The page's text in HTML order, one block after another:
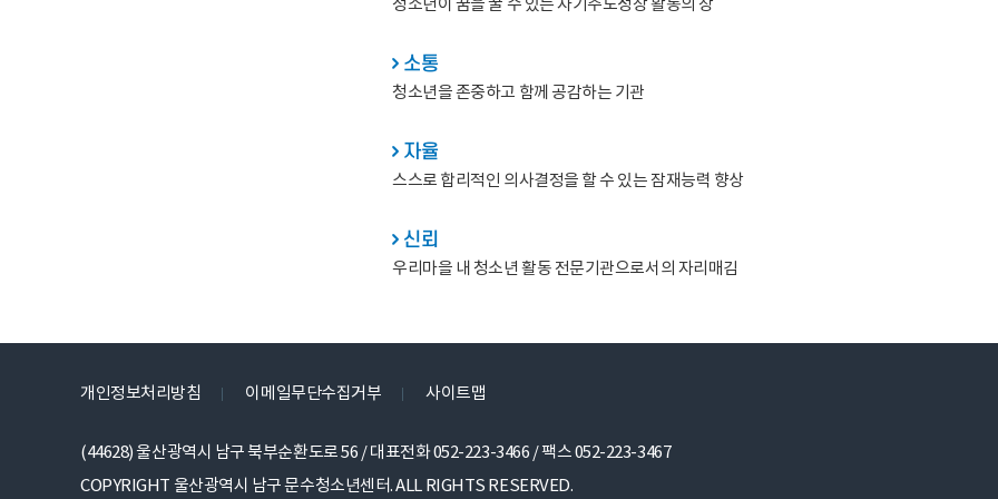
청소년이 꿈을 꿀 수 있는 자기주도성장 활동의 장
소통
청소년을 존중하고 함께 공감하는 기관
자율
스스로 합리적인 의사결정을 할 수 있는 잠재능력 향상
신뢰
우리마을 내 청소년 활동 전문기관으로서의 자리매김
개인정보처리방침 이메일무단수집거부 사이트맵
(44628) 울산광역시 남구 북부순환도로 56 /대표전화 052-223-3466 /팩스 052-223-3467
COPYRIGHT 울산광역시 남구 문수청소년센터. ALL RIGHTS RESERVED.